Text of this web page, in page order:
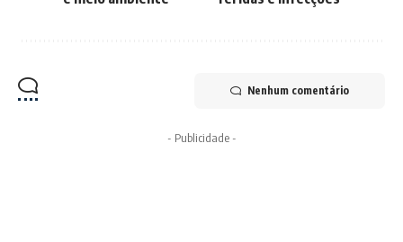
Nenhum comentário
- Publicidade -